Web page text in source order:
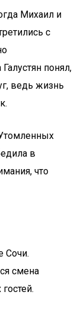
Михаил и
с
понял,
ведь жизнь
в
что
Сочи.
смена